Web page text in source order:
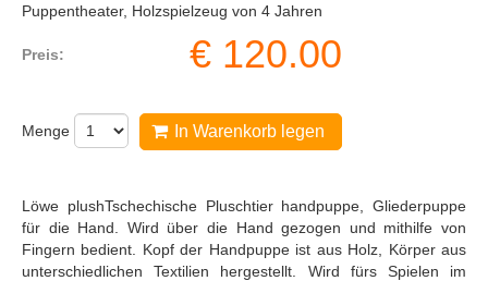
Puppentheater, Holzspielzeug von 4 Jahren
Preis: € 120.00
Menge In Warenkorb legen
Löwe plushTschechische Pluschtier handpuppe, Gliederpuppe
für die Hand. Wird über die Hand gezogen und mithilfe von
Fingern bedient. Kopf der Handpuppe ist aus Holz, Körper aus
unterschiedlichen Textilien hergestellt. Wird fürs Spielen im